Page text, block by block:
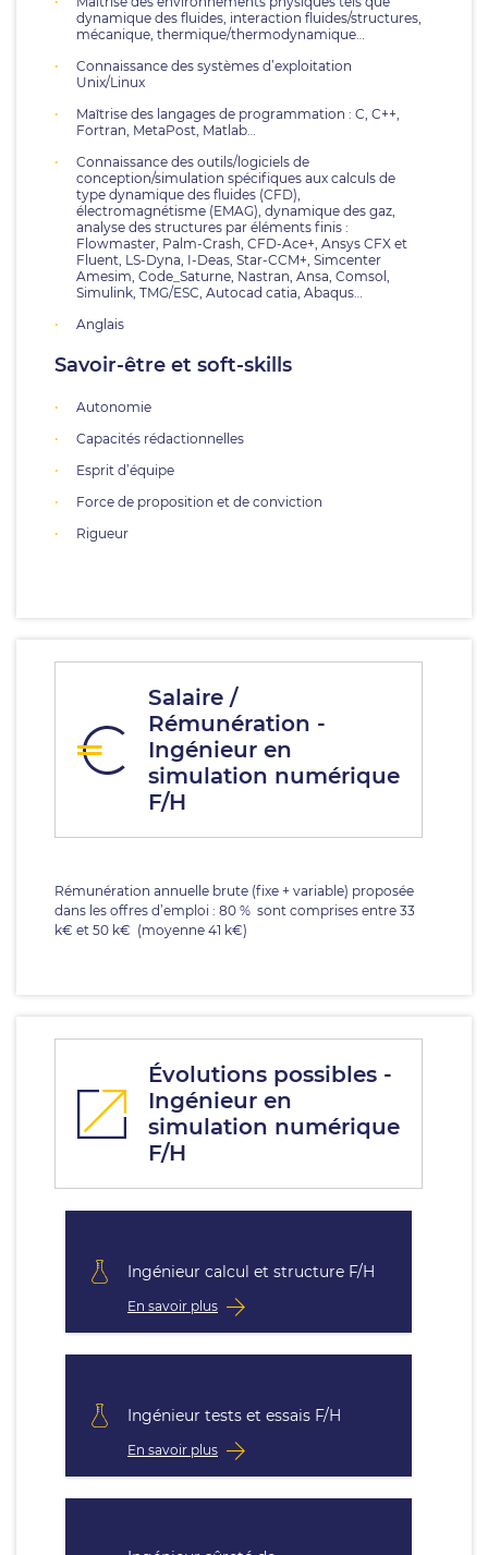
dynamique des fluides, interaction fluides/structures,
mécanique, thermique/thermodynamique…
Connaissance des systèmes d’exploitation
Unix/Linux
Maîtrise des langages de programmation : C, C++,
Fortran, MetaPost, Matlab…
Connaissance des outils/logiciels de
conception/simulation spécifiques aux calculs de
type dynamique des fluides (CFD),
électromagnétisme (EMAG), dynamique des gaz,
analyse des structures par éléments finis :
Flowmaster, Palm-Crash, CFD-Ace+, Ansys CFX et
Fluent, LS-Dyna, I-Deas, Star-CCM+, Simcenter
Amesim, Code_Saturne, Nastran, Ansa, Comsol,
Simulink, TMG/ESC, Autocad catia, Abaqus…
Anglais
Savoir-être et soft-skills
Autonomie
Capacités rédactionnelles
Esprit d’équipe
Force de proposition et de conviction
Rigueur
Salaire /
Rémunération -
Ingénieur en
simulation numérique
F/H
Rémunération annuelle brute (fixe + variable) proposée
dans les offres d’emploi : 80 % sont comprises entre 33
k€ et 50 k€ (moyenne 41 k€)
Évolutions possibles -
Ingénieur en
simulation numérique
F/H
Ingénieur calcul et structure F/H
En savoir plus
Ingénieur tests et essais F/H
En savoir plus